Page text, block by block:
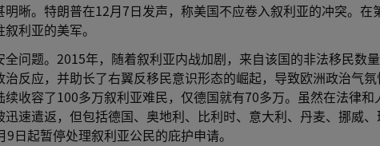
晰。特朗普在12月7日发声，称美国不应卷入叙利亚的冲突。在
利亚的美军。
问题。2015年，随着叙利亚内战加剧，来自该国的非法移民数量
反应，并助长了右翼反移民意识形态的崛起，导致欧洲政治气
收容了100多万叙利亚难民，仅德国就有70多万。虽然在法律和
速遣返，但包括德国、奥地利、比利时、意大利、丹麦、挪威
日起暂停处理叙利亚公民的庇护申请。